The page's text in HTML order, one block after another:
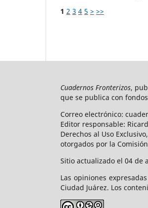
1 2 3 4 5 > >>
Cuadernos Fronterizos,
que se publica con
Correo electrónico:
Editor responsable:
Derechos al Uso
otorgados por la
Sitio actualizado el 04 de
Las opiniones
Ciudad Juárez. Los